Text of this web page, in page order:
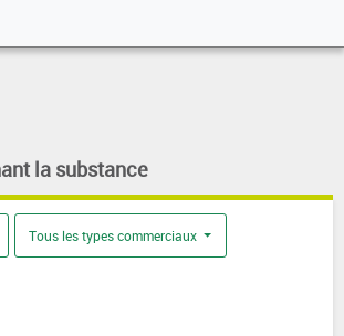
la substance
Tous les types commerciaux